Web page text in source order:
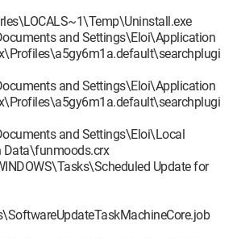
and Settings\Eloi\Application
and Settings\Eloi\Application
and Settings\Eloi\Local
Update for